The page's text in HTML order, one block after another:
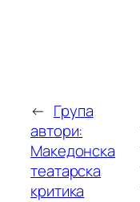
← Група
автори:
Македонска
театарска
критика